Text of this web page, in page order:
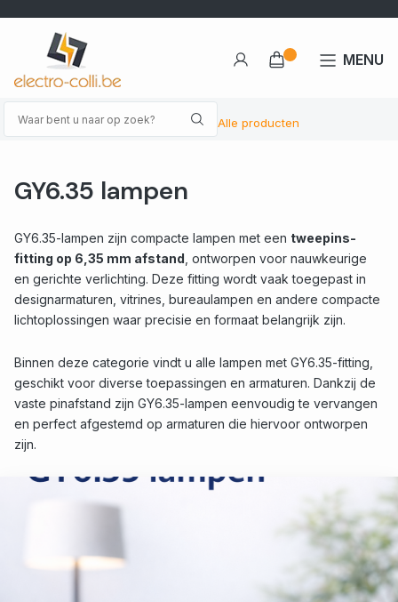
Alle producten
MENU
GY6.35 lampen
GY6.35-lampen zijn compacte lampen met een tweepins-
fitting op 6,35 mm afstand , ontworpen voor nauwkeurige
en gerichte verlichting. Deze fitting wordt vaak toegepast in
designarmaturen, vitrines, bureaulampen en andere compacte
lichtoplossingen waar precisie en formaat belangrijk zijn.
Binnen deze categorie vindt u alle lampen met GY6.35-fitting,
geschikt voor diverse toepassingen en armaturen. Dankzij de
vaste pinafstand zijn GY6.35-lampen eenvoudig te vervangen
en perfect afgestemd op armaturen die hiervoor ontworpen
zijn.